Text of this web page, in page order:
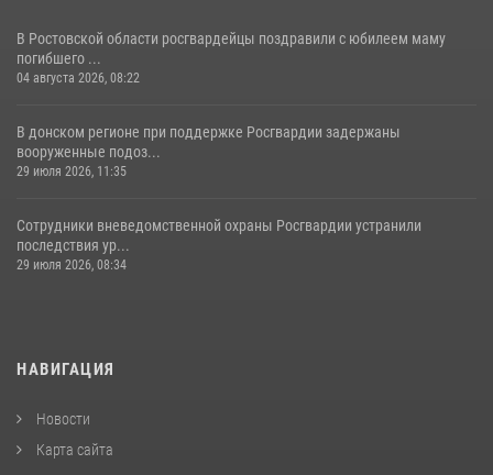
В Ростовской области росгвардейцы поздравили с юбилеем маму
погибшего ...
04 августа 2026, 08:22
В донском регионе при поддержке Росгвардии задержаны
вооруженные подоз...
29 июля 2026, 11:35
Сотрудники вневедомственной охраны Росгвардии устранили
последствия ур...
29 июля 2026, 08:34
НАВИГАЦИЯ
Новости
Карта сайта